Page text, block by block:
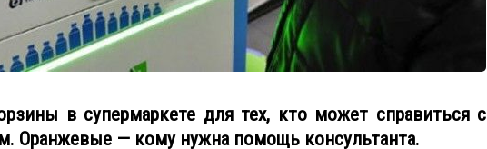
в супермаркете для тех, кто может справиться с
Оранжевые — кому нужна помощь консультанта.